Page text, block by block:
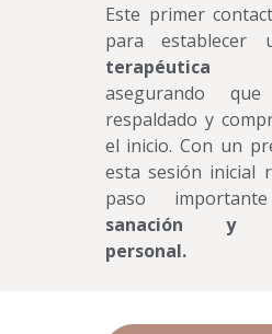
Este primer
para establecer
terapéutica
asegurando
respaldado y
el inicio. Con un
esta sesión inicial
paso
sanación y
personal.